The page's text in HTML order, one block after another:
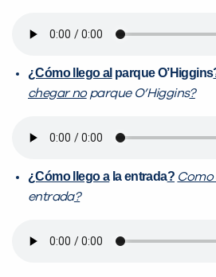
¿Cómo llego al parque O’Higgins
chegar noparque O’Higgins?
¿Cómo llego ala entrada? Como
entrada?